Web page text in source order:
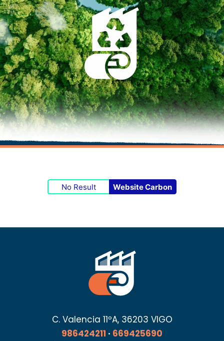
No Result Website Carbon
C. Valencia 11ºA, 36203 VIGO
986424211 · 669425690